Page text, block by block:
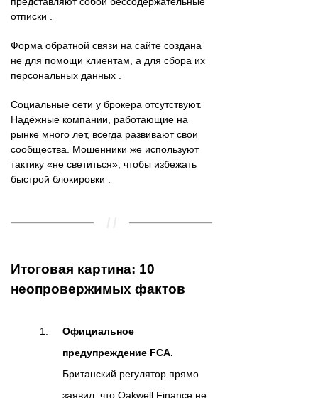
отписки .
Форма обратной связи на сайте создана
не для помощи клиентам, а для сбора их
персональных данных .
Социальные сети у брокера отсутствуют.
Надёжные компании, работающие на
рынке много лет, всегда развивают свои
сообщества. Мошенники же используют
тактику «не светиться», чтобы избежать
быстрой блокировки .
Итоговая картина: 10
неопровержимых фактов
Официальное
предупреждение FCA.
Британский регулятор прямо
заявил, что Oakwell Finance не